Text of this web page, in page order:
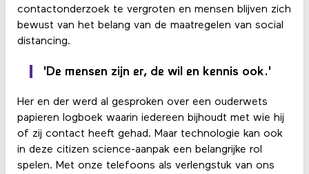
contactonderzoek te vergroten en mensen blijven zich
bewust van het belang van de maatregelen van social
distancing.
'De mensen zijn er, de wil en kennis ook.'
Her en der werd al gesproken over een ouderwets
papieren logboek waarin iedereen bijhoudt met wie hij
of zij contact heeft gehad. Maar technologie kan ook
in deze citizen science-aanpak een belangrijke rol
spelen. Met onze telefoons als verlengstuk van ons